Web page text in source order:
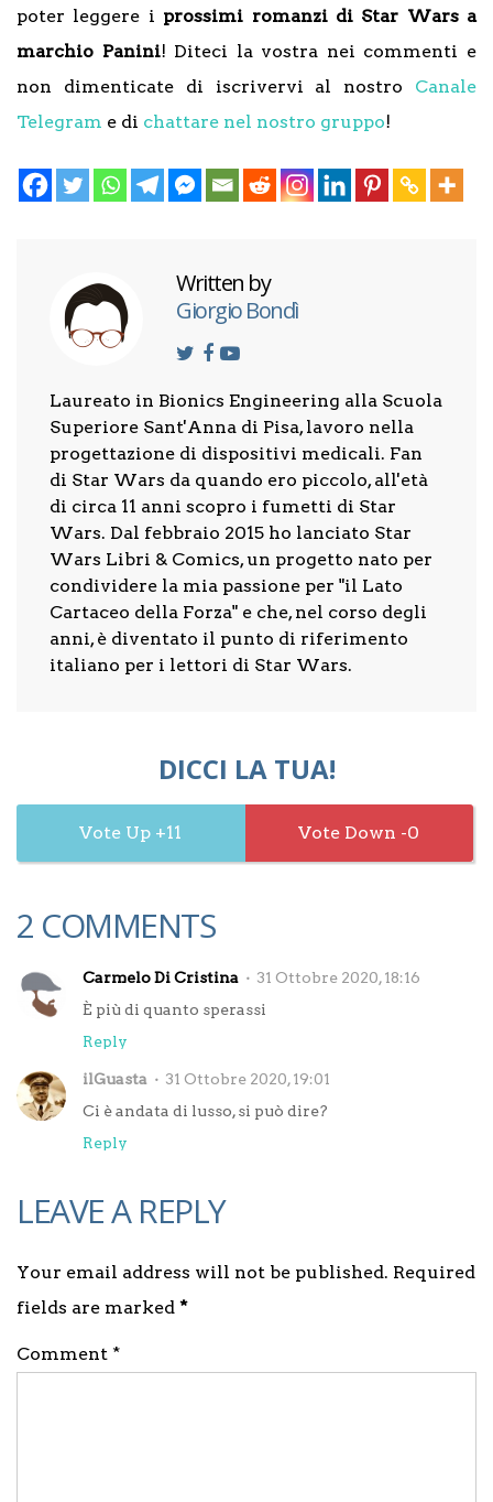
poter leggere i prossimi romanzi di Star Wars a
marchio Panini! Diteci la vostra nei commenti e
non dimenticate di iscrivervi al nostro Canale
Telegram e di chattare nel nostro gruppo!
Written by
Giorgio Bondì
Laureato in Bionics Engineering alla Scuola
Superiore Sant'Anna di Pisa, lavoro nella
progettazione di dispositivi medicali. Fan
di Star Wars da quando ero piccolo, all'età
di circa 11 anni scopro i fumetti di Star
Wars. Dal febbraio 2015 ho lanciato Star
Wars Libri & Comics, un progetto nato per
condividere la mia passione per "il Lato
Cartaceo della Forza" e che, nel corso degli
anni, è diventato il punto di riferimento
italiano per i lettori di Star Wars.
DICCI LA TUA!
11 0
2 COMMENTS
Carmelo Di Cristina
31 Ottobre 2020, 18:16
È più di quanto sperassi
Reply
ilGuasta
31 Ottobre 2020, 19:01
Ci è andata di lusso, si può dire?
Reply
LEAVE A REPLY
Your email address will not be published. Required
fields are marked *
Comment *